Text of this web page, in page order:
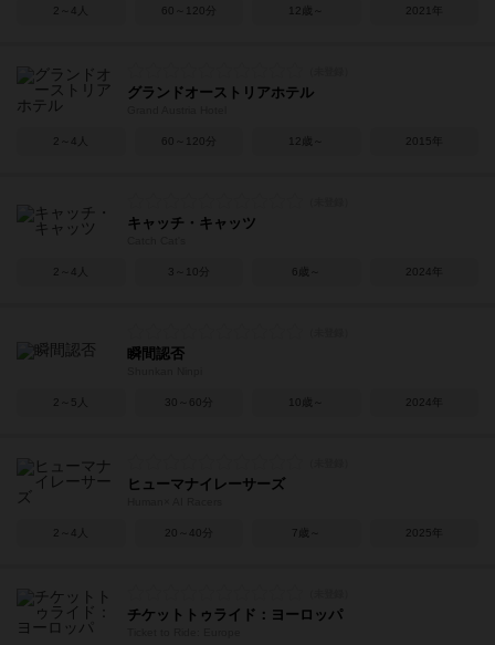
2～4人 60～120分 12歳～ 2021年
グランドオーストリアホテル
2～4人 60～120分 12歳～ 2015年
キャッチ・キャッツ
2～4人 3～10分 6歳～ 2024年
瞬間認否
2～5人 30～60分 10歳～ 2024年
ヒューマナイレーサーズ
2～4人 20～40分 7歳～ 2025年
チケットトゥライド：ヨーロッパ